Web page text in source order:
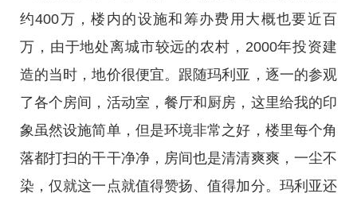
约400万，楼内的设施和筹办费用大概也要近百
万，由于地处离城市较远的农村，2000年投资建
造的当时，地价很便宜。跟随玛利亚，逐一的参观
了各个房间，活动室，餐厅和厨房，这里给我的印
象虽然设施简单，但是环境非常之好，楼里每个角
落都打扫的干干净净，房间也是清清爽爽，一尘不
染，仅就这一点就值得赞扬、值得加分。玛利亚还